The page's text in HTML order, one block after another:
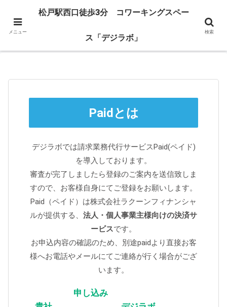
お仕事に、勉強に。快適な空間を提供します。
ホーム コワーキング・料金 バーチャルオフィス ACCESS
Paidとは
デジラボでは請求業務代行サービスPaid(ペイド)
を導入しております。
審査が完了しましたら登録のご案内を送信致しま
すので、お客様自身にてご登録をお願いします。
Paid（ペイド）は株式会社ラクーンフィナンシャ
ルが提供する、 法人・個人事業主様向けの決済サ
ービスです。
お申込内容の確認のため、別途paidより直接お客
様へお電話やメールにてご連絡が行く場合がござ
います。
申し込み
メニュー
松戸駅西口徒歩3分 コワーキングスペー
ス「デジラボ」
検索